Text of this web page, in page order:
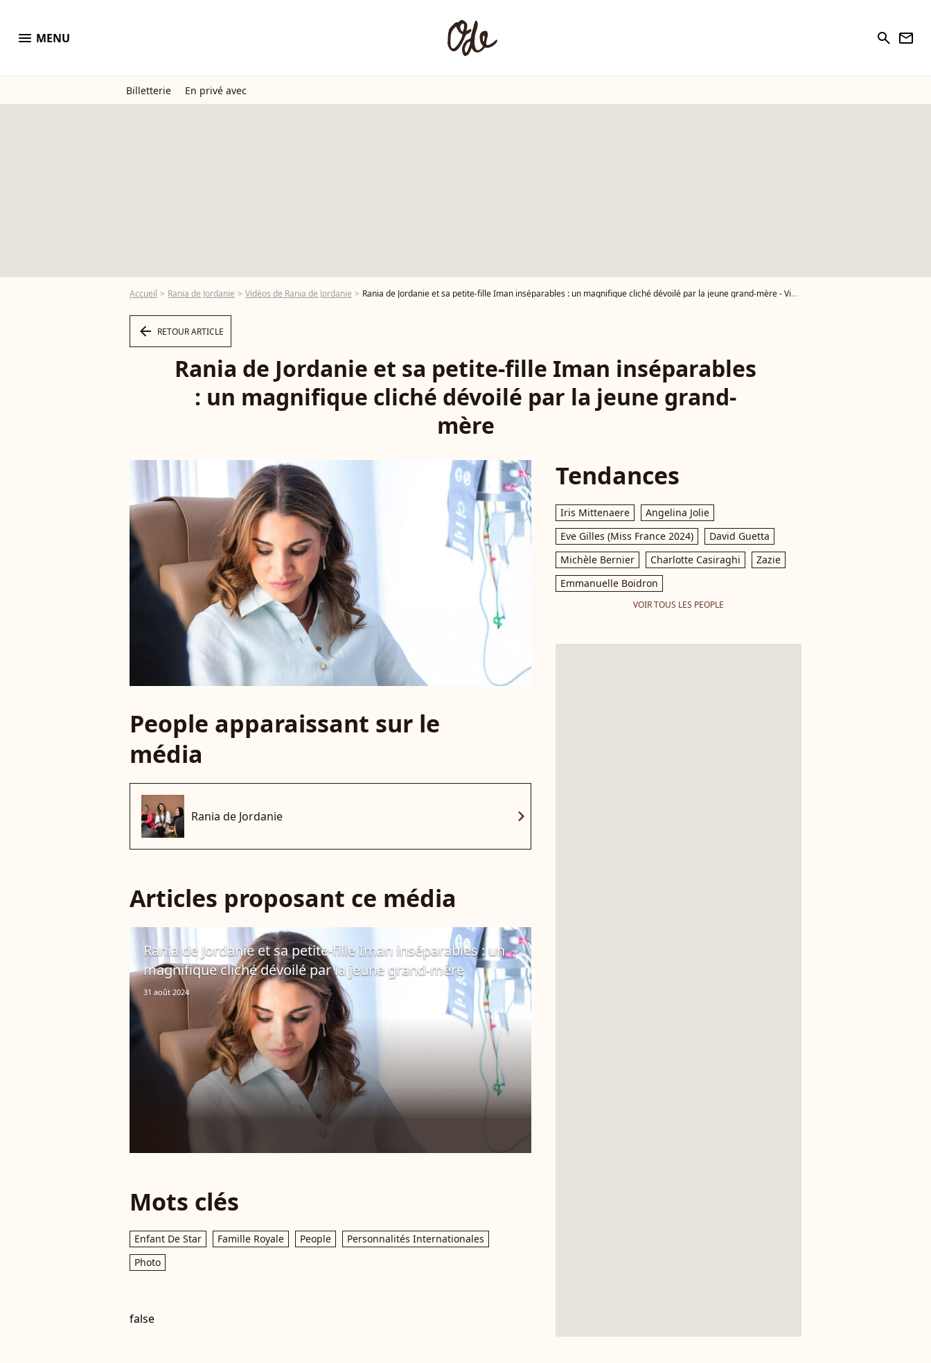
menu MENU search newsletter
Billetterie En privé avec
Accueil Rania de Jordanie Vidéos de Rania de Jordanie Rania de Jordanie et sa petite-fille Iman inséparables : un magnifique cliché dévoilé par la jeune grand-mère - Vidéo
arrow_left RETOUR ARTICLE
Rania de Jordanie et sa petite-fille Iman inséparables
: un magnifique cliché dévoilé par la jeune grand-
mère
People apparaissant sur le
média
Rania de Jordanie chevron_right
Articles proposant ce média
Rania de Jordanie et sa petite-fille Iman inséparables : un
magnifique cliché dévoilé par la jeune grand-mère
31 août 2024
Mots clés
Enfant De Star Famille Royale People
Personnalités Internationales
Photo
false
Tendances
Iris Mittenaere
Angelina Jolie
Eve Gilles (Miss France 2024)
David Guetta
Michèle Bernier
Charlotte Casiraghi
Zazie
Emmanuelle Boidron
VOIR TOUS LES PEOPLE